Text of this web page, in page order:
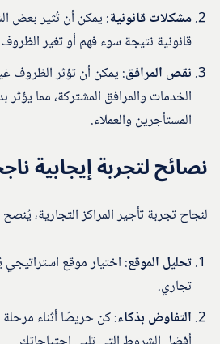
مشكلات قانونية: يمكن أن تُثير بعض
قانونية نتيجة سوء فهم أو تغير
نقص المرافق: يمكن أن تؤثر الظروف
الخدمات والمرافق المشتركة، مما
المستأجرين والعملاء.
نصائح لتجربة إيجابية
لنجاح تجربة تأجير المراكز التجارية،
تحليل الموقع: اختيار موقع
تجاري.
التفاوض بذكاء: كن حريصًا أثناء